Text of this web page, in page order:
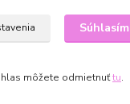
Súhlasím
môžete odmietnuťtu.